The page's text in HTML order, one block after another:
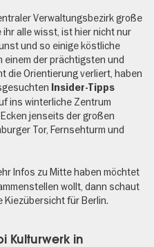
Verwaltungsbezirk große
ihr alle wisst, ist hier nicht nur
und so einige köstliche
einem der prächtigsten und
die Orientierung verliert, haben
Insider-Tipps
ins winterliche Zentrum
jenseits der großen
Tor, Fernsehturm und
Infos zu Mitte haben möchtet
wollt, dann schaut
Kiezübersicht für Berlin.
Kulturwerk in